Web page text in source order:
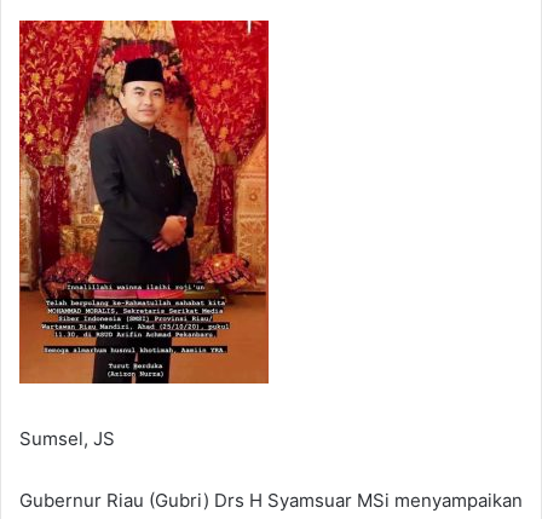
Sumsel, JS
Gubernur Riau (Gubri) Drs H Syamsuar MSi menyampaikan